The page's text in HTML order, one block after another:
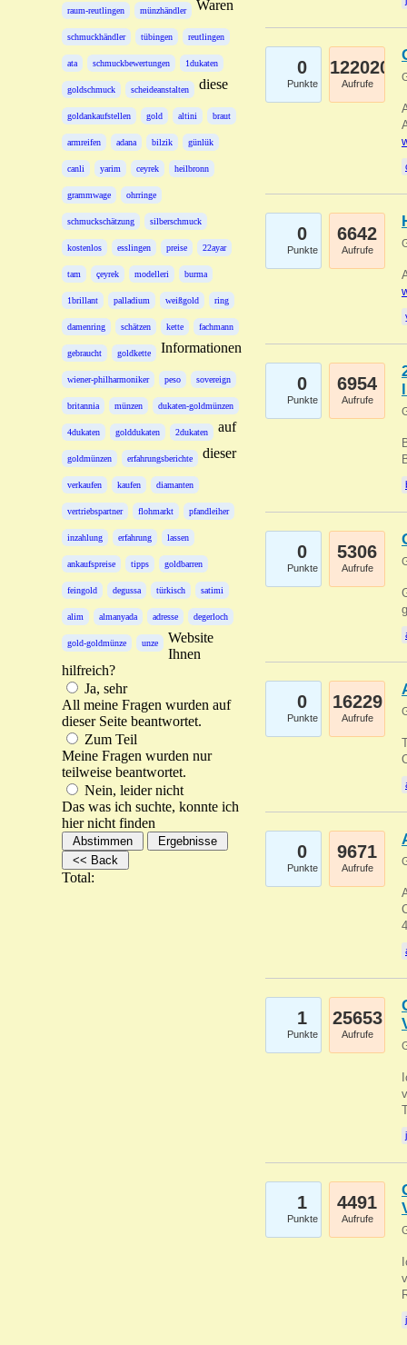
raum-reutlingen münzhändler
schmuckhändler tübingen reutlingen
ata schmuckbewertungen 1dukaten
goldschmuck scheideanstalten
goldankaufstellen gold altini braut
armreifen adana bilzik günlük
canli yarim ceyrek heilbronn
grammwage ohrringe
schmuckschätzung silberschmuck
kostenlos esslingen preise 22ayar
tam çeyrek modelleri burma
1brillant palladium weißgold ring
damenring schätzen kette fachmann
gebraucht goldkette
wiener-philharmoniker peso sovereign
britannia münzen dukaten-goldmünzen
4dukaten golddukaten 2dukaten
goldmünzen erfahrungsberichte
verkaufen kaufen diamanten
vertriebspartner flohmarkt pfandleiher
inzahlung erfahrung lassen
ankaufspreise tipps goldbarren
feingold degussa türkisch satimi
alim almanyada adresse degerloch
gold-goldmünze unze
Waren
diese
Informationen
auf
dieser
Website
Ihnen
hilfreich?
Ja, sehr
All meine Fragen wurden auf
dieser Seite beantwortet.
Zum Teil
Meine Fragen wurden nur
teilweise beantwortet.
Nein, leider nicht
Das was ich suchte, konnte ich
hier nicht finden
Total:
0
Punkte
122020
Aufrufe
0
Punkte
6642
Aufrufe
0
Punkte
6954
Aufrufe
0
Punkte
5306
Aufrufe
0
Punkte
16229
Aufrufe
0
Punkte
9671
Aufrufe
1
Punkte
25653
Aufrufe
1
Punkte
4491
Aufrufe